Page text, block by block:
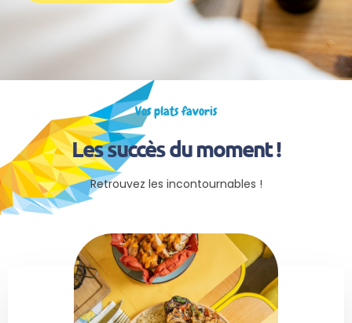
Vos plats favoris
Les succès du moment !
Retrouvez les incontournables !